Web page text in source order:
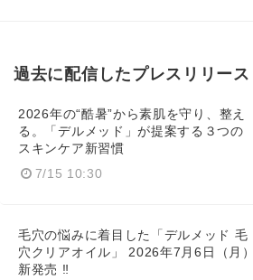
過去に配信したプレスリリース
2026年の“酷暑”から素肌を守り、整え
る。「デルメッド」が提案する３つの
スキンケア新習慣
7/15 10:30
毛穴の悩みに着目した「デルメッド 毛
穴クリアオイル」 2026年7月6日（月）
新発売 ‼